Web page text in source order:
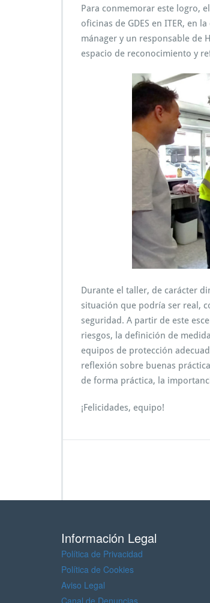
Para conmemorar este logro,
oficinas de GDES en ITER, en
mánager y un responsable de
espacio de reconocimiento y
Durante el taller, de carácter
situación que podría ser real,
seguridad. A partir de este
riesgos, la definición de
equipos de protección
reflexión sobre buenas
de forma práctica, la
¡Felicidades, equipo!
Información Legal
Política de Privacidad
Política de Cookies
Aviso Legal